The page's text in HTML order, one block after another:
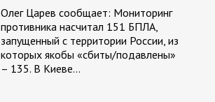
Олег Царев сообщает: Мониторинг
противника насчитал 151 БПЛА,
запущенный с территории России, из
которых якобы «сбиты/подавлены»
– 135. В Киеве…